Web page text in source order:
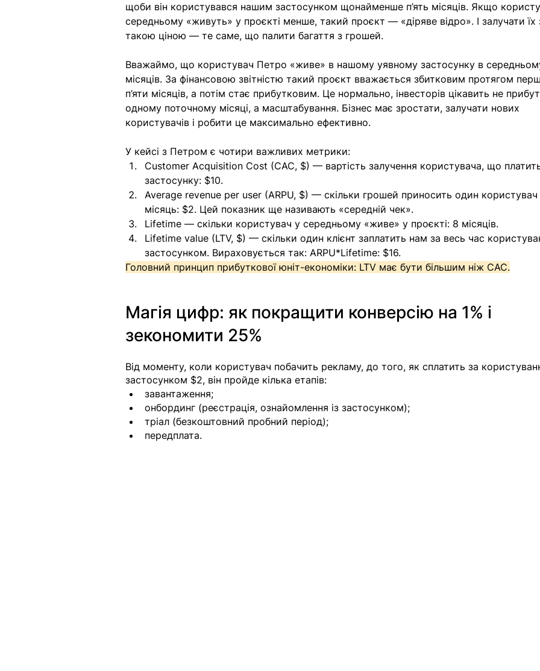
щоби він користувався нашим застосунком щонайменше п’ять місяців. Якщо
середньому «живуть» у проєкті менше, такий проєкт — «діряве відро». І залучати
такою ціною — те саме, що палити багаття з грошей.
Вважаймо, що користувач Петро «живе» в нашому уявному застосунку в
місяців. За фінансовою звітністю такий проєкт вважається збитковим протягом
п’яти місяців, а потім стає прибутковим. Це нормально, інвесторів цікавить не
одному поточному місяці, а масштабування. Бізнес має зростати, залучати нових
користувачів і робити це максимально ефективно.
У кейсі з Петром є чотири важливих метрики:
Customer Acquisition Cost (CAC, $) — вартість залучення користувача, що
застосунку: $10.
Average revenue per user (ARPU, $) — скільки грошей приносить один
місяць: $2. Цей показник ще називають «середній чек».
Lifetime — скільки користувач у середньому «живе» у проєкті: 8 місяців.
Lifetime value (LTV, $) — скільки один клієнт заплатить нам за весь час
застосунком. Вираховується так: ARPU*Lifetime: $16.
Головний принцип прибуткової юніт-економіки: LTV має бути більшим ніж CAC.
Магія цифр: як покращити конверсію на 1% і
зекономити 25%
Від моменту, коли користувач побачить рекламу, до того, як сплатить за
застосунком $2, він пройде кілька етапів:
завантаження;
онбординг (реєстрація, ознайомлення із застосунком);
тріал (безкоштовний пробний період);
передплата.